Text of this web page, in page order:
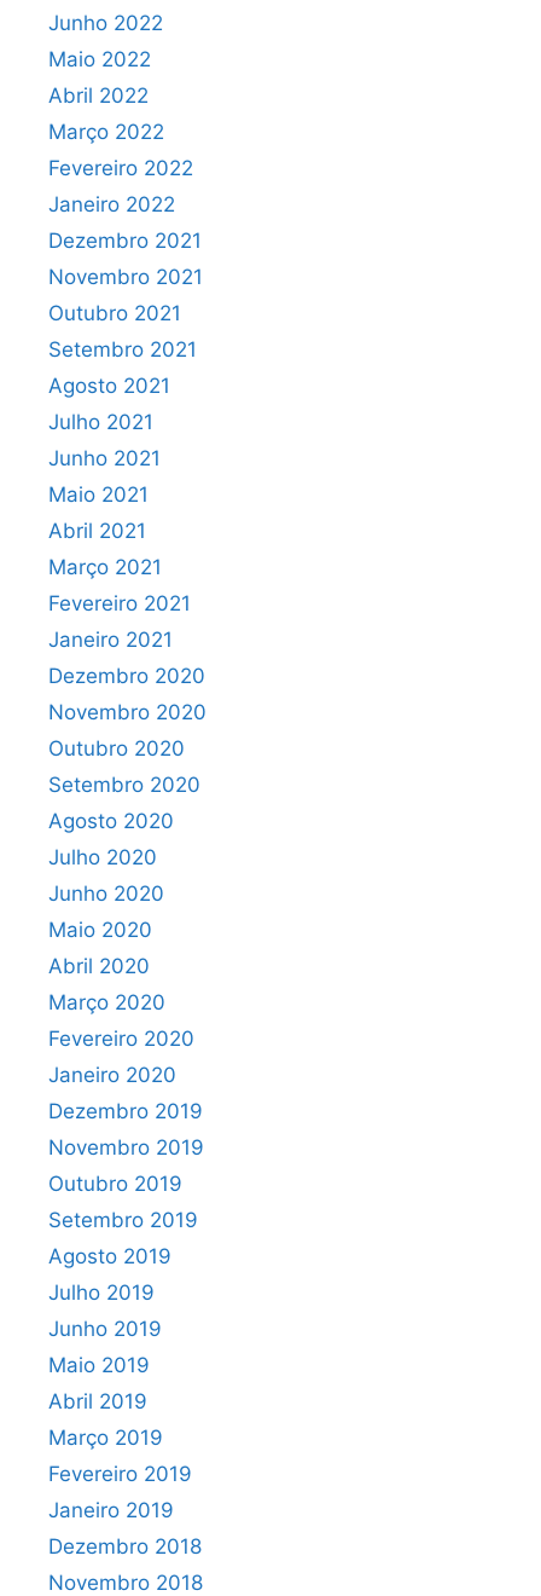
Junho 2022
Maio 2022
Abril 2022
Março 2022
Fevereiro 2022
Janeiro 2022
Dezembro 2021
Novembro 2021
Outubro 2021
Setembro 2021
Agosto 2021
Julho 2021
Junho 2021
Maio 2021
Abril 2021
Março 2021
Fevereiro 2021
Janeiro 2021
Dezembro 2020
Novembro 2020
Outubro 2020
Setembro 2020
Agosto 2020
Julho 2020
Junho 2020
Maio 2020
Abril 2020
Março 2020
Fevereiro 2020
Janeiro 2020
Dezembro 2019
Novembro 2019
Outubro 2019
Setembro 2019
Agosto 2019
Julho 2019
Junho 2019
Maio 2019
Abril 2019
Março 2019
Fevereiro 2019
Janeiro 2019
Dezembro 2018
Novembro 2018